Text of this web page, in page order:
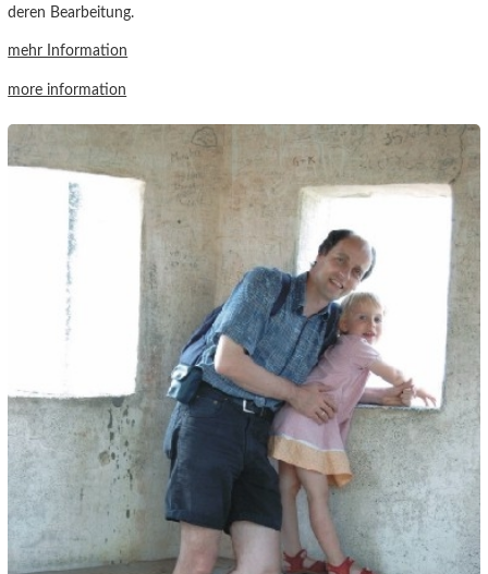
deren Bearbeitung.
mehr Information
more information